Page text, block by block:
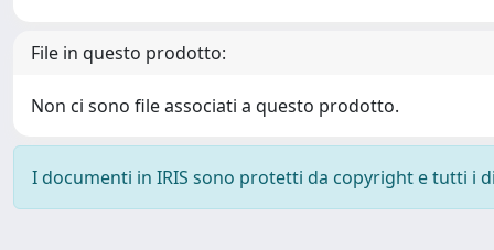
File in questo prodotto:
Non ci sono file associati a questo prodotto.
I documenti in IRIS sono protetti da copyright e tutti i